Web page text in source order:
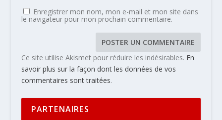
Enregistrer mon nom, mon e-mail et mon site dans
le navigateur pour mon prochain commentaire.
Ce site utilise Akismet pour réduire les indésirables. En
savoir plus sur la façon dont les données de vos
commentaires sont traitées.
PARTENAIRES